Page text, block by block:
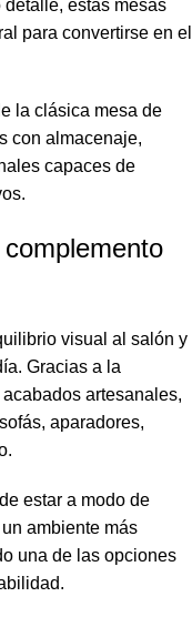
estas mesas
para convertirse en el
la clásica mesa de
con almacenaje,
capaces de
visual al salón y
Gracias a la
artesanales,
aparadores,
estar a modo de
ambiente más
una de las opciones